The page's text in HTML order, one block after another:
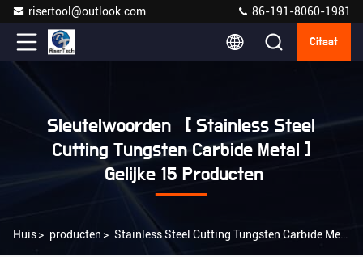
risertool@outlook.com 86-191-8060-1981
Citaat
Sleutelwoorden [ Stainless Steel
Cutting Tungsten Carbide Metal ]
Gelijke 15 Producten
Huis> producten > Stainless Steel Cutting Tungsten Carbide Metal Online Fabrikant